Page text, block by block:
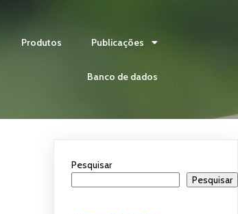
Produtos Publicações
Banco de dados
Pesquisar
Pesquisar